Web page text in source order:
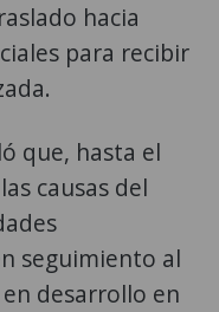
hacia
para recibir
que, hasta el
causas del
seguimiento al
desarrollo en